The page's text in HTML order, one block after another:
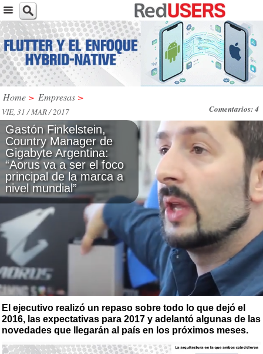
Home > Empresas >
Comentarios: 4
VIE, 31 / MAR / 2017
Gastón Finkelstein,
Country Manager de
Gigabyte Argentina:
“Aorus va a ser el foco
principal de la marca a
nivel mundial”
El ejecutivo realizó un repaso sobre todo lo que dejó el
2016, las expectativas para 2017 y adelantó algunas de las
novedades que llegarán al país en los próximos meses.